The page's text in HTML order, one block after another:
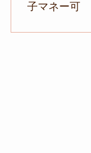
子マネー可